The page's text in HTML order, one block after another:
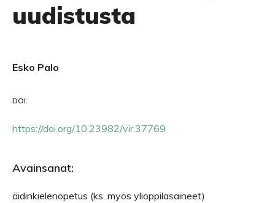
uudistusta
Esko Palo
DOI:
https://doi.org/10.23982/vir.37769
Avainsanat:
äidinkielenopetus (ks. myös ylioppilasaineet)